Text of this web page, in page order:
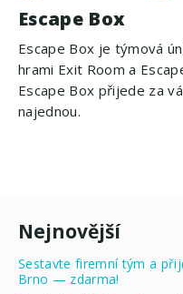
Escape Box
Escape Box je týmová
hrami Exit Room a
Escape Box přijede za
najednou.
Nejnovější
Sestavte firemní tým a
Brno — zdarma!